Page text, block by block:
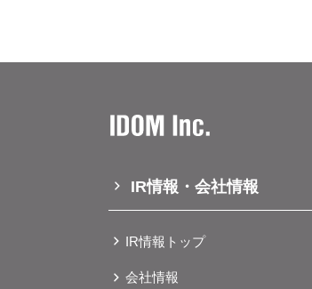
しております。店内
商談スペース（イメージ） 画像：キッズスペース（イメージ） 自社整備工場は特定
を取得しており、先
ワンストップで対応
お客様ご自身で作業内容をご確認い
「ガリバー1号知立店
なさまにもお気軽に足をお運び
と、開放感ある大き
他、山岳・積雪地域
開放感のある商談ス
いただいたり、ご相談を承る商談スペ
IR情報・会社情報
IR情報トップ
会社情報